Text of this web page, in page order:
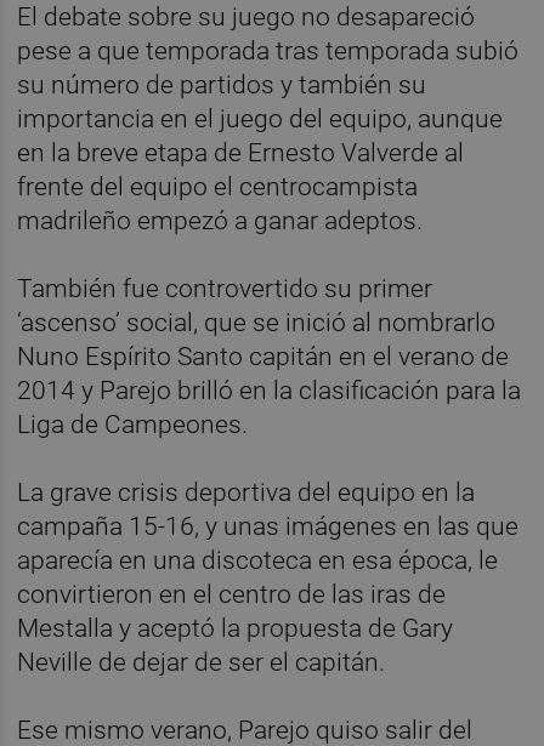
El debate sobre su juego no desapareció
pese a que temporada tras temporada subió
su número de partidos y también su
importancia en el juego del equipo, aunque
en la breve etapa de Ernesto Valverde al
frente del equipo el centrocampista
madrileño empezó a ganar adeptos.
También fue controvertido su primer
‘ascenso’ social, que se inició al nombrarlo
Nuno Espírito Santo capitán en el verano de
2014 y Parejo brilló en la clasificación para la
Liga de Campeones.
La grave crisis deportiva del equipo en la
campaña 15-16, y unas imágenes en las que
aparecía en una discoteca en esa época, le
convirtieron en el centro de las iras de
Mestalla y aceptó la propuesta de Gary
Neville de dejar de ser el capitán.
Ese mismo verano, Parejo quiso salir del